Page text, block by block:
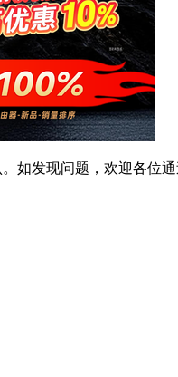
如发现问题，欢迎各位